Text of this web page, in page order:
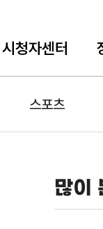
시청자센터
스포츠
많이